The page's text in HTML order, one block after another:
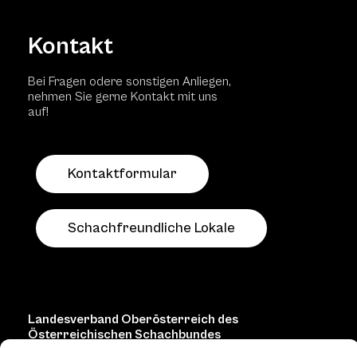
Kontakt
Bei Fragen odere sonstigen Anliegen,
nehmen Sie gerne Kontakt mit uns
auf!
Kontaktformular
Schachfreundliche Lokale
Landesverband Oberösterreich des
Österreichischen Schachbundes